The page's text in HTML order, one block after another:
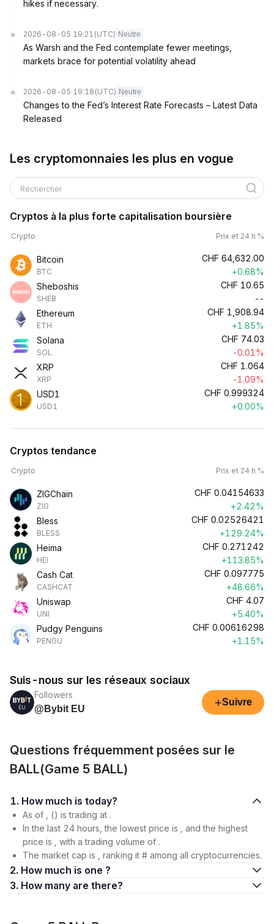
hikes if necessary.
2026-08-05 19:21 (UTC) Neutre
As Warsh and the Fed contemplate fewer meetings,
markets brace for potential volatility ahead
2026-08-05 19:18 (UTC) Neutre
Changes to the Fed’s Interest Rate Forecasts – Latest Data
Released
Les cryptomonnaies les plus en vogue
Rechercher
Cryptos à la plus forte capitalisation boursière
Crypto Prix et 24 h %
Bitcoin
BTC
CHF 64,632.00
+0.68%
Sheboshis
SHEB
CHF 10.65
--
Ethereum
ETH
CHF 1,908.94
+1.85%
Solana
SOL
CHF 74.03
-0.01%
XRP
XRP
CHF 1.064
-1.09%
USD1
USD1
CHF 0.999324
+0.00%
Cryptos tendance
Crypto Prix et 24 h %
ZIGChain
ZIG
CHF 0.04154633
+2.42%
Bless
BLESS
CHF 0.02526421
+129.24%
Heima
HEI
CHF 0.271242
+113.85%
Cash Cat
CASHCAT
CHF 0.097775
+48.66%
Uniswap
UNI
CHF 4.07
+5.40%
Pudgy Penguins
PENGU
CHF 0.00616298
+1.15%
Suis-nous sur les réseaux sociaux
Followers
@Bybit EU
+Suivre
Questions fréquemment posées sur le
BALL(Game 5 BALL)
1. How much is today?
As of , () is trading at .
In the last 24 hours, the lowest price is , and the highest
price is , with a trading volume of .
The market cap is , ranking it # among all cryptocurrencies.
2. How much is one ?
3. How many are there?